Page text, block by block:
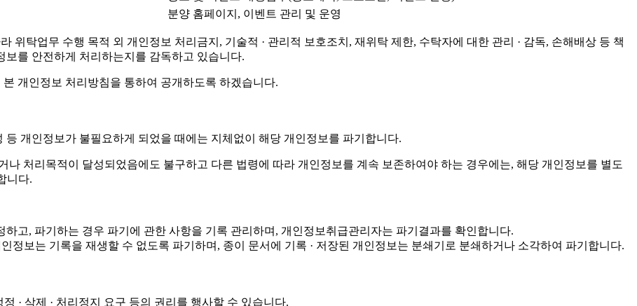
분양 홈페이지, 이벤트 관리 및 운영
위탁업무 수행 목적 외 개인정보 처리금지, 기술적 · 관리적 보호조치, 재위탁 제한, 수탁자에 대한 관리 · 감독, 손해배상 등 책
를 안전하게 처리하는지를 감독하고 있습니다.
개인정보 처리방침을 통하여 공개하도록 하겠습니다.
개인정보가 불필요하게 되었을 때에는 지체없이 해당 개인정보를 파기합니다.
처리목적이 달성되었음에도 불구하고 다른 법령에 따라 개인정보를 계속 보존하여야 하는 경우에는, 해당 개인정보를 별도
니다.
고, 파기하는 경우 파기에 관한 사항을 기록 관리하며, 개인정보취급관리자는 파기결과를 확인합니다.
정보는 기록을 재생할 수 없도록 파기하며, 종이 문서에 기록 · 저장된 개인정보는 분쇄기로 분쇄하거나 소각하여 파기합니다.
· 삭제 · 처리정지 요구 등의 권리를 행사할 수 있습니다.